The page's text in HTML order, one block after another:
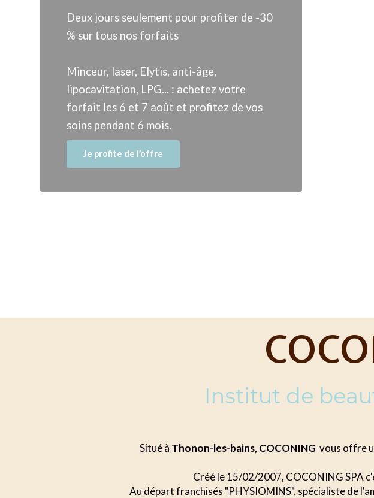
Deux jours seulement pour profiter de -30
% sur tous nos forfaits
Minceur, laser, Elytis, anti-âge,
lipocavitation, LPG... : achetez votre
forfait les 6 et 7 août et profitez de vos
soins pendant 6 mois.
Je profite de l’offre
Institut de
Situé à Thonon-les-bains, COCONING vous offre
Créé le 15/02/2007, COCONING SPA
Au départ franchisés "PHYSIOMINS", spécialiste de